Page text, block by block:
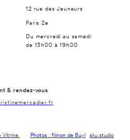
12 rue des Jeuneurs
Paris 2e
Du mercredi au samedi
de 13h00 à 19h00
& rendez-vous
Vitrine. sku.studio
Photos : Ninon de Buyl